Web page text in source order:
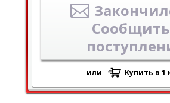
или Купить в 1